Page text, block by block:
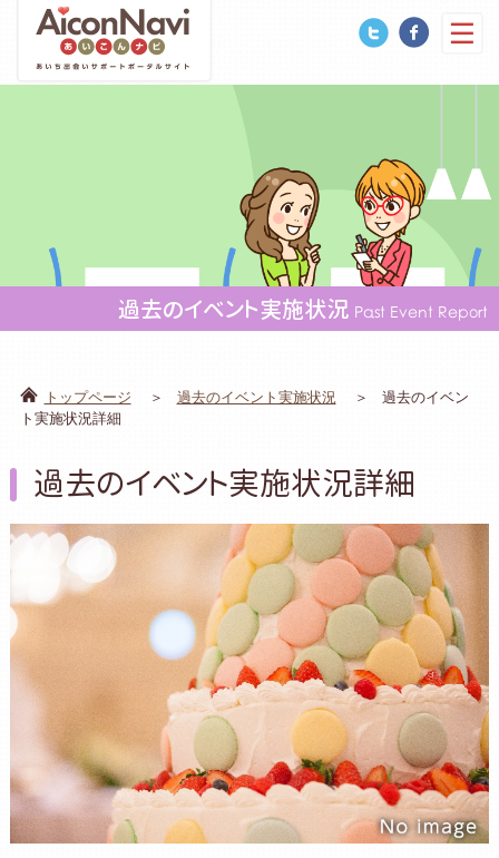
過去のイベント実施状況 Past Event Report
トップページ 過去のイベント実施状況
過去のイベン
ト実施状況詳細
過去のイベント実施状況詳細